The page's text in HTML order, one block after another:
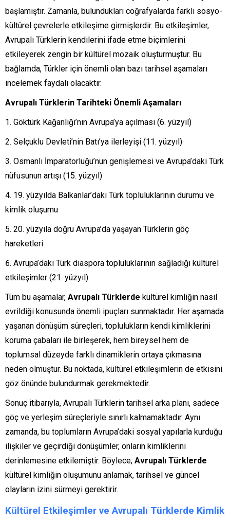
başlamıştır. Zamanla, bulundukları coğrafyalarda farklı sosyo-
kültürel çevrelerle etkileşime girmişlerdir. Bu etkileşimler,
Avrupalı Türklerin kendilerini ifade etme biçimlerini
etkileyerek zengin bir kültürel mozaik oluşturmuştur. Bu
bağlamda, Türkler için önemli olan bazı tarihsel aşamaları
incelemek faydalı olacaktır.
Avrupalı Türklerin Tarihteki Önemli Aşamaları
Göktürk Kağanlığı’nın Avrupa’ya açılması (6. yüzyıl)
Selçuklu Devleti’nin Batı’ya ilerleyişi (11. yüzyıl)
Osmanlı İmparatorluğu’nun genişlemesi ve Avrupa’daki Türk
nüfusunun artışı (15. yüzyıl)
19. yüzyılda Balkanlar’daki Türk topluluklarının durumu ve
kimlik oluşumu
20. yüzyıla doğru Avrupa’da yaşayan Türklerin göç
hareketleri
Avrupa’daki Türk diaspora topluluklarının sağladığı kültürel
etkileşimler (21. yüzyıl)
Tüm bu aşamalar, Avrupalı Türklerde kültürel kimliğin nasıl
evrildiği konusunda önemli ipuçları sunmaktadır. Her aşamada
yaşanan dönüşüm süreçleri, toplulukların kendi kimliklerini
koruma çabaları ile birleşerek, hem bireysel hem de
toplumsal düzeyde farklı dinamiklerin ortaya çıkmasına
neden olmuştur. Bu noktada, kültürel etkileşimlerin de etkisini
göz önünde bulundurmak gerekmektedir.
Sonuç itibarıyla, Avrupalı Türklerin tarihsel arka planı, sadece
göç ve yerleşim süreçleriyle sınırlı kalmamaktadır. Aynı
zamanda, bu toplumların Avrupa’daki sosyal yapılarla kurduğu
ilişkiler ve geçirdiği dönüşümler, onların kimliklerini
derinlemesine etkilemiştir. Böylece, Avrupalı Türklerde
kültürel kimliğin oluşumunu anlamak, tarihsel ve güncel
olayların izini sürmeyi gerektirir.
Kültürel Etkileşimler ve Avrupalı Türklerde Kimlik